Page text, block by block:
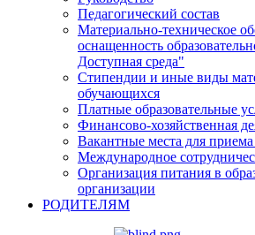
Педагогический состав
Материально-техническое
оснащенность
Доступная среда"
Стипендии и иные виды
обучающихся
Платные образовательные
Финансово-хозяйственная
Вакантные места для
Международное
Организация питания в
организации
РОДИТЕЛЯМ